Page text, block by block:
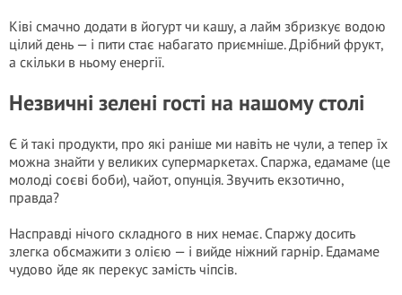
Ківі смачно додати в йогурт чи кашу, а лайм збризкує водою
цілий день — і пити стає набагато приємніше. Дрібний фрукт,
а скільки в ньому енергії.
Незвичні зелені гості на нашому столі
Є й такі продукти, про які раніше ми навіть не чули, а тепер їх
можна знайти у великих супермаркетах. Спаржа, едамаме (це
молоді соєві боби), чайот, опунція. Звучить екзотично,
правда?
Насправді нічого складного в них немає. Спаржу досить
злегка обсмажити з олією — і вийде ніжний гарнір. Едамаме
чудово йде як перекус замість чіпсів.